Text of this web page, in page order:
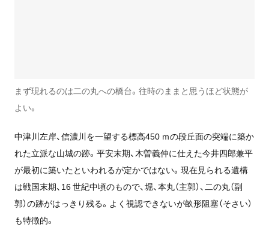
まず現れるのは二の丸への橋台。往時のままと思うほど状態が
よい。
中津川左岸、信濃川を一望する標高450 ｍの段丘面の突端に築か
れた立派な山城の跡。平安末期、木曽義仲に仕えた今井四郎兼平
が最初に築いたといわれるが定かではない。現在見られる遺構
は戦国末期、16 世紀中頃のもので、堀、本丸（主郭）、二の丸（副
郭）の跡がはっきり残る。よく視認できないが畝形阻塞（そさい）
も特徴的。